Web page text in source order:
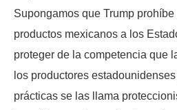
Supongamos que Trump
productos mexicanos a los
proteger de la competencia que
los productores
prácticas se las llama